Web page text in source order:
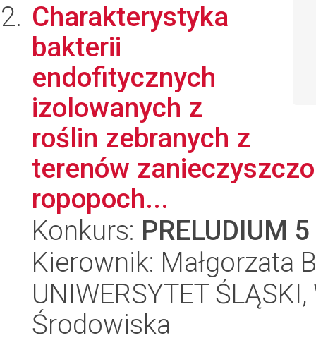
Charakterystyka
bakterii
endofitycznych
izolowanych z
roślin zebranych z
terenów
ropopoch...
Konkurs: PRELUDIUM 5
Kierownik: Małgorzata
UNIWERSYTET
Środowiska